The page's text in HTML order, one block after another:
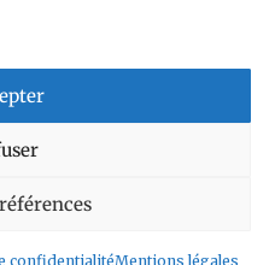
confidentialitéMentions légales
Family